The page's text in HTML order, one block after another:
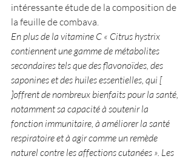
intéressante étude de la composition de
la feuille de combava.
En plus de la vitamine C « Citrus hystrix
contiennent une gamme de métabolites
secondaires tels que des flavonoïdes, des
saponines et des huiles essentielles, qui [
]offrent de nombreux bienfaits pour la santé,
notamment sa capacité à soutenir la
fonction immunitaire, à améliorer la santé
respiratoire et à agir comme un remède
naturel contre les affections cutanées ». Les